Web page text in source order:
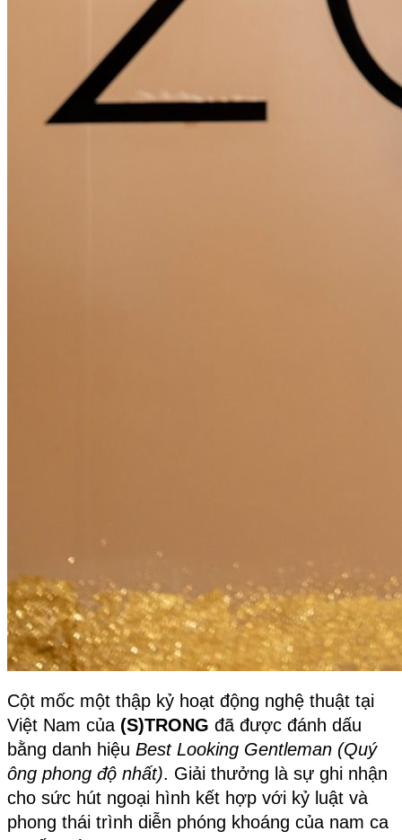
Cột mốc một thập kỷ hoạt động nghệ thuật tại
Việt Nam của (S)TRONG đã được đánh dấu
bằng danh hiệu Best Looking Gentleman (Quý
ông phong độ nhất). Giải thưởng là sự ghi nhận
cho sức hút ngoại hình kết hợp với kỷ luật và
phong thái trình diễn phóng khoáng của nam ca